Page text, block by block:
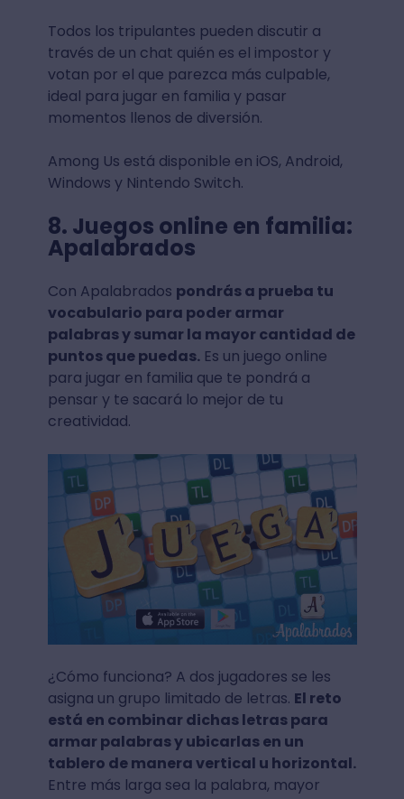
Todos los tripulantes pueden discutir a
través de un chat quién es el impostor y
votan por el que parezca más culpable,
ideal para jugar en familia y pasar
momentos llenos de diversión.
Among Us está disponible en iOS, Android,
Windows y Nintendo Switch.
8. Juegos online en familia:
Apalabrados
Con Apalabrados pondrás a prueba tu
vocabulario para poder armar
palabras y sumar la mayor cantidad de
puntos que puedas.Es un juego online
para jugar en familia que te pondrá a
pensar y te sacará lo mejor de tu
creatividad.
¿Cómo funciona? A dos jugadores se les
asigna un grupo limitado de letras. El reto
está en combinar dichas letras para
armar palabras y ubicarlas en un
tablero de manera vertical u horizontal.
Entre más larga sea la palabra, mayor